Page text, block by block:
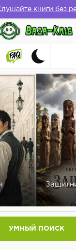
книги без
УМНЫЙ ПОИСК